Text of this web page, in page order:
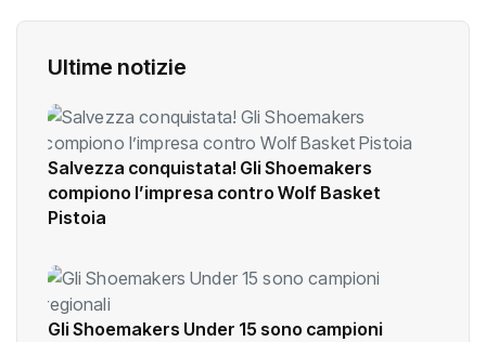
Ultime notizie
Salvezza conquistata! Gli Shoemakers
compiono l’impresa contro Wolf Basket
Pistoia
Gli Shoemakers Under 15 sono campioni